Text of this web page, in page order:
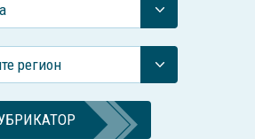
регион